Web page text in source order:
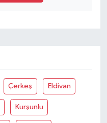
Çerkeş Eldivan
Kurşunlu